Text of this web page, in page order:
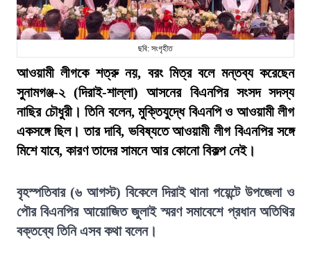
ছবি: সংগৃহীত
আওয়ামী লীগকে শত্রু নয়, বরং মিত্র বলে মন্তব্য করেছেন
সুনামগঞ্জ-২ (দিরাই-শাল্লা) আসনের বিএনপির সংসদ সদস্য
নাছির চৌধুরী। তিনি বলেন, মুক্তিযুদ্ধে বিএনপি ও আওয়ামী লীগ
একসঙ্গে ছিল। তার দাবি, ভবিষ্যতে আওয়ামী লীগ বিএনপির সঙ্গে
মিশে যাবে, কারণ তাদের সামনে আর কোনো বিকল্প নেই।
বৃহস্পতিবার (৬ আগস্ট) বিকেলে দিরাই থানা পয়েন্টে উপজেলা ও
পৌর বিএনপির আয়োজিত জুলাই স্মরণ সমাবেশে প্রধান অতিথির
বক্তব্যে তিনি এসব কথা বলেন।